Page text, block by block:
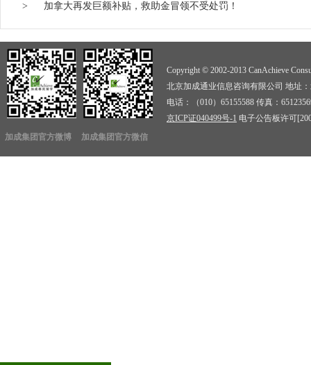
> 加拿大再发巨额补贴，救助金冒领不受处罚！
加成集团官方微博 加成集团官方微信
Copyright © 2002-2013 CanAchieve
北京加成通业信息咨询有限公司 地址
电话：（010）65155588 传真：
京ICP证040499号-1 电子公告板许可